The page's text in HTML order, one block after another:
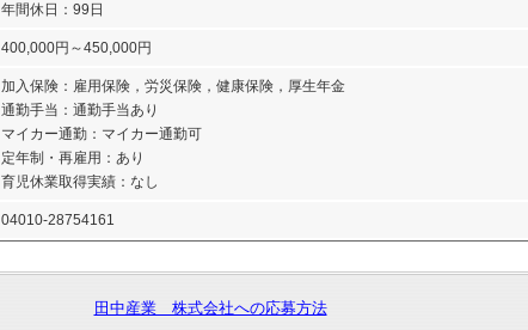
年間休日：99日
400,000円～450,000円
加入保険：雇用保険，労災保険，健康保険，厚生年金
通勤手当：通勤手当あり
マイカー通勤：マイカー通勤可
定年制・再雇用：あり
育児休業取得実績：なし
04010-28754161
田中産業 株式会社への応募方法